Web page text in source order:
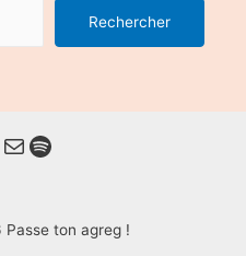
Rechercher
E-mailSpotify
ton agreg !